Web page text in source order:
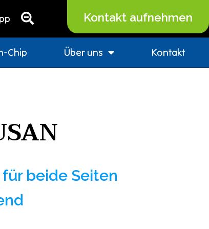
Kontakt aufnehmen
Chip Über uns Kontakt
beide Seiten